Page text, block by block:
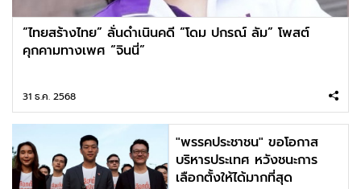
“ไทยสร้างไทย” ลั่นดำเนินคดี “โดม ปกรณ์ ลัม” โพสต์
คุกคามทางเพศ “จินนี่”
31 ธ.ค. 2568
"พรรคประชาชน" ขอโอกาส
บริหารประเทศ หวังชนะการ
เลือกตั้งให้ได้มากที่สุด